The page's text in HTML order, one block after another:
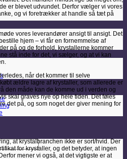
er blevet udvundet. Derfor vælger vi vores
og vi foretrækker at handle så tæt på
vores leverandører ansigt til ansigt. Det
hjem – vi får en fornemmelse af
på og de forhold, krystallerne kommer
stå inde for det, vi sælger, og at vi kan
når det kommer til selve
ældre lagre af krystaller, som allerede er
den måde kan de komme ud i verden og
skal graves nye op hele tiden. Det føles
det på, og som noget der giver mening for
at krystalbranchen ikke er sort/hvid. Der
for krystaller, og det betyder, at ingen
mener vi også, at det vigtigste er at